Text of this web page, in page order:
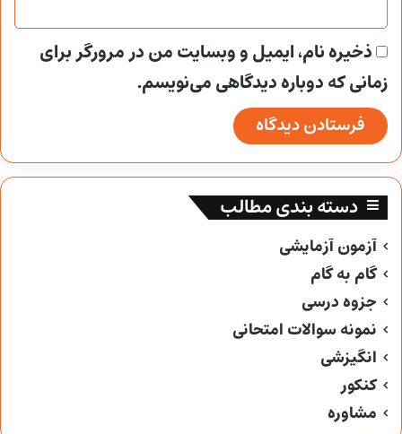
ذخیره نام، ایمیل و وبسایت من در مرورگر برای
زمانی که دوباره دیدگاهی می‌نویسم.
دسته بندی مطالب
آزمون آزمایشی
گام به گام
جزوه درسی
نمونه سوالات امتحانی
انگیزشی
کنکور
مشاوره